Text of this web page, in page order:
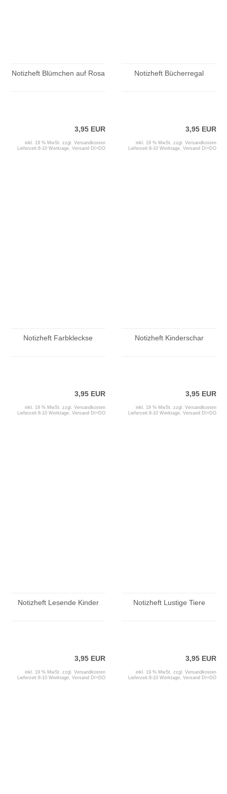
Notizheft Blümchen auf Rosa
3,95 EUR
inkl. 19 % MwSt. zzgl. Versandkosten
Lieferzeit:8-10 Werktage, Versand DI+DO
Notizheft Bücherregal
3,95 EUR
inkl. 19 % MwSt. zzgl. Versandkosten
Lieferzeit:8-10 Werktage, Versand DI+DO
Notizheft Farbkleckse
3,95 EUR
inkl. 19 % MwSt. zzgl. Versandkosten
Lieferzeit:8-10 Werktage, Versand DI+DO
Notizheft Kinderschar
3,95 EUR
inkl. 19 % MwSt. zzgl. Versandkosten
Lieferzeit:8-10 Werktage, Versand DI+DO
Notizheft Lesende Kinder
3,95 EUR
inkl. 19 % MwSt. zzgl. Versandkosten
Lieferzeit:8-10 Werktage, Versand DI+DO
Notizheft Lustige Tiere
3,95 EUR
inkl. 19 % MwSt. zzgl. Versandkosten
Lieferzeit:8-10 Werktage, Versand DI+DO